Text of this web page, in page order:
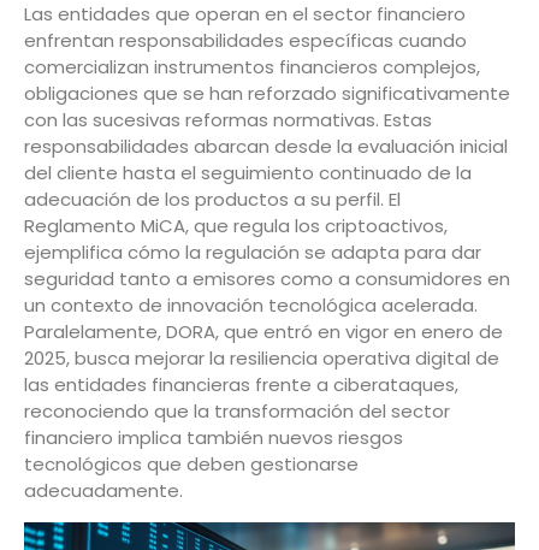
Las entidades que operan en el sector financiero
enfrentan responsabilidades específicas cuando
comercializan instrumentos financieros complejos,
obligaciones que se han reforzado significativamente
con las sucesivas reformas normativas. Estas
responsabilidades abarcan desde la evaluación inicial
del cliente hasta el seguimiento continuado de la
adecuación de los productos a su perfil. El
Reglamento MiCA, que regula los criptoactivos,
ejemplifica cómo la regulación se adapta para dar
seguridad tanto a emisores como a consumidores en
un contexto de innovación tecnológica acelerada.
Paralelamente, DORA, que entró en vigor en enero de
2025, busca mejorar la resiliencia operativa digital de
las entidades financieras frente a ciberataques,
reconociendo que la transformación del sector
financiero implica también nuevos riesgos
tecnológicos que deben gestionarse
adecuadamente.